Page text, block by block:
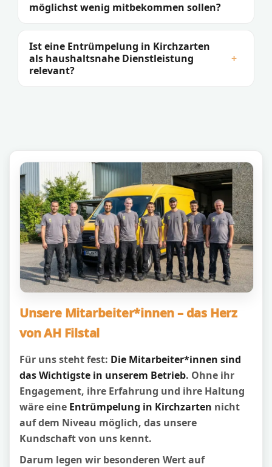
möglichst wenig mitbekommen sollen?
Ist eine Entrümpelung in Kirchzarten
als haushaltsnahe Dienstleistung
relevant?
+
Unsere Mitarbeiter*innen – das Herz
von AH Filstal
Für uns steht fest: Die Mitarbeiter*innen sind
das Wichtigste in unserem Betrieb. Ohne ihr
Engagement, ihre Erfahrung und ihre Haltung
wäre eine Entrümpelung in Kirchzarten nicht
auf dem Niveau möglich, das unsere
Kundschaft von uns kennt.
Darum legen wir besonderen Wert auf